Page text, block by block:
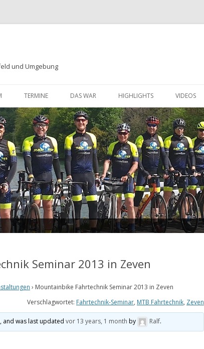
und Umgebung
Inhalt
TERMINE DAS WAR HIGHLIGHTS VIDEOS
Seminar 2013 in Zeven
› Mountainbike Fahrtechnik Seminar 2013 in Zeven
Verschlagwortet: Fahrtechnik-Seminar, MTB Fahrtechnik, Zeven
and was last updatedvor 13 years, 1 month by Ralf.